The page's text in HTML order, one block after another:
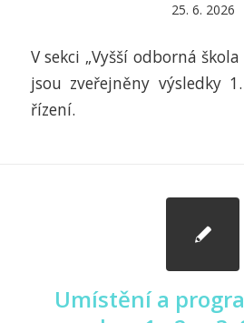
25. 6. 2026
V sekci „Vyšší odborná
jsou zveřejněny výsledky
řízení.
Umístění a